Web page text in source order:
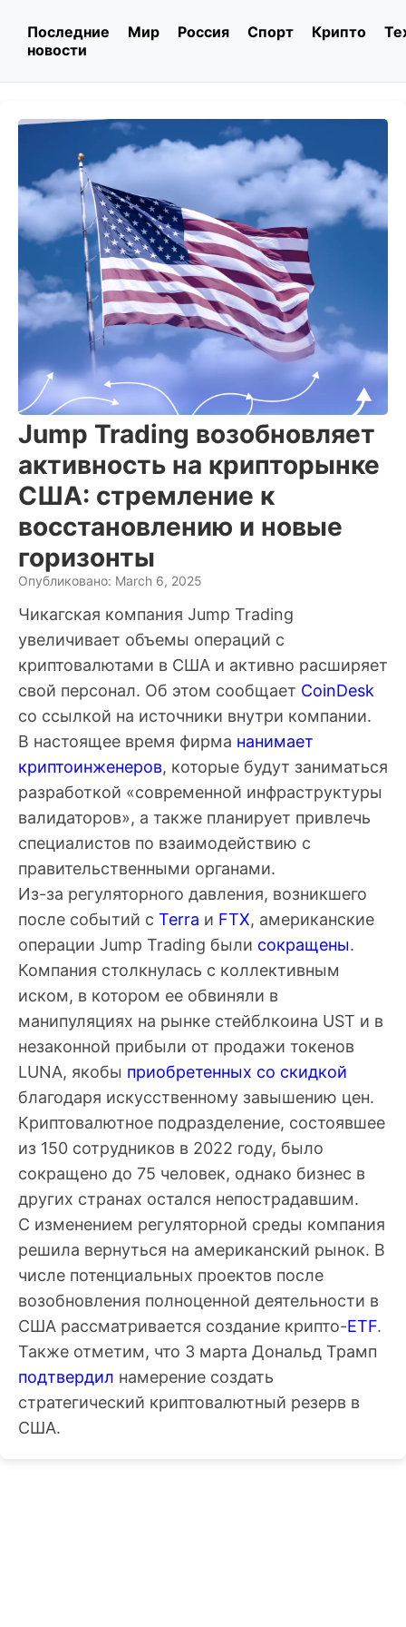
Последние
новости
Мир Россия Спорт Крипто
Jump Trading возобновляет
активность на крипторынке
США: стремление к
восстановлению и новые
горизонты
Опубликовано: March 6, 2025
Чикагская компания Jump Trading
увеличивает объемы операций с
криптовалютами в США и активно расширяет
свой персонал. Об этом сообщает CoinDesk
со ссылкой на источники внутри компании.
В настоящее время фирма нанимает
криптоинженеров, которые будут заниматься
разработкой «современной инфраструктуры
валидаторов», а также планирует привлечь
специалистов по взаимодействию с
правительственными органами.
Из-за регуляторного давления, возникшего
после событий с Terra и FTX, американские
операции Jump Trading были сокращены.
Компания столкнулась с коллективным
иском, в котором ее обвиняли в
манипуляциях на рынке стейблкоина UST и в
незаконной прибыли от продажи токенов
LUNA, якобы приобретенных со скидкой
благодаря искусственному завышению цен.
Криптовалютное подразделение, состоявшее
из 150 сотрудников в 2022 году, было
сокращено до 75 человек, однако бизнес в
других странах остался непострадавшим.
С изменением регуляторной среды компания
решила вернуться на американский рынок. В
числе потенциальных проектов после
возобновления полноценной деятельности в
США рассматривается создание крипто-ETF.
Также отметим, что 3 марта Дональд Трамп
подтвердил намерение создать
стратегический криптовалютный резерв в
США.